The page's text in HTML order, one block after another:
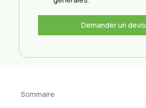
Demander un devis
Sommaire